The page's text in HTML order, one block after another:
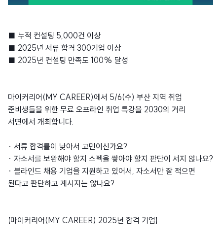
■ 누적 컨설팅 5,000건 이상
■ 2025년 서류 합격 300기업 이상
■ 2025년 컨설팅 만족도 100% 달성
마이커리어(MY CAREER)에서 5/6(수) 부산 지역 취업
준비생들을 위한 무료 오프라인 취업 특강을 2030의 거리
서면에서 개최합니다.
· 서류 합격률이 낮아서 고민이신가요?
· 자소서를 보완해야 할지 스펙을 쌓아야 할지 판단이 서지 않나요?
· 블라인드 채용 기업을 지원하고 있어서, 자소서만 잘 적으면
된다고 판단하고 계시지는 않나요?
【마이커리어(MY CAREER) 2025년 합격 기업】